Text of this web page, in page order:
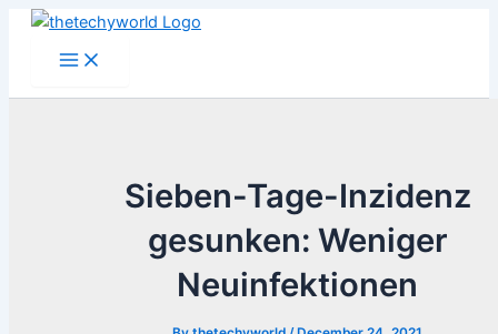
Skip
Main
Menu
Sieben-Tage-Inzidenz
gesunken: Weniger
Neuinfektionen